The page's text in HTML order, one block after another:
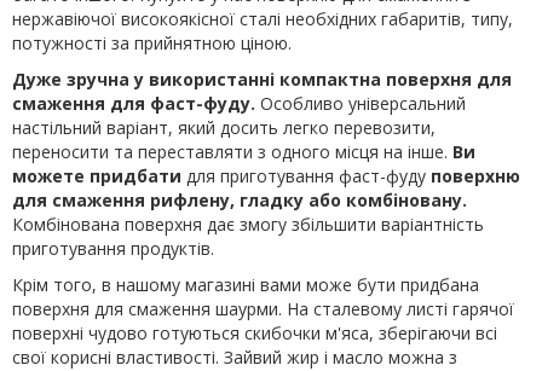
нержавіючої високоякісної сталі необхідних габаритів, типу,
потужності за прийнятною ціною.
Дуже зручна у використанні компактна поверхня для
смаження для фаст-фуду. Особливо універсальний
настільний варіант, який досить легко перевозити,
переносити та переставляти з одного місця на інше. Ви
можете придбати для приготування фаст-фуду поверхню
для смаження рифлену, гладку або комбіновану.
Комбінована поверхня дає змогу збільшити варіантність
приготування продуктів.
Крім того, в нашому магазині вами може бути придбана
поверхня для смаження шаурми. На сталевому листі гарячої
поверхні чудово готуються скибочки м'яса, зберігаючи всі
свої корисні властивості. Зайвий жир і масло можна з